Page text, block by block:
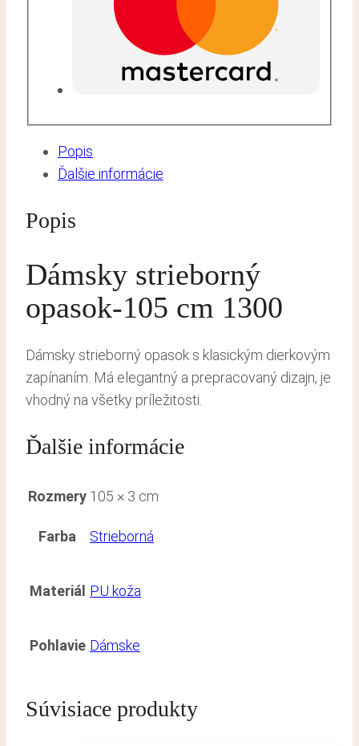
Popis
Ďalšie informácie
Popis
Dámsky strieborný
opasok-105 cm 1300
Dámsky strieborný opasok s klasickým dierkovým
zapínaním. Má elegantný a prepracovaný dizajn, je
vhodný na všetky príležitosti.
Ďalšie informácie
Rozmery 105 × 3 cm
Farba Strieborná
Materiál PU koža
Pohlavie Dámske
Súvisiace produkty